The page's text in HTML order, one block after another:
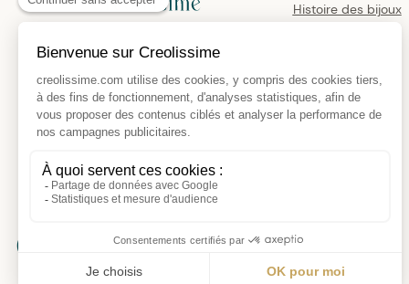
Histoire des bijoux